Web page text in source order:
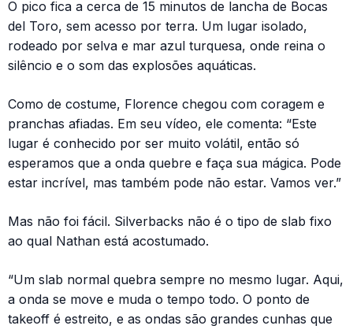
O pico fica a cerca de 15 minutos de lancha de Bocas
del Toro, sem acesso por terra. Um lugar isolado,
rodeado por selva e mar azul turquesa, onde reina o
silêncio e o som das explosões aquáticas.
Como de costume, Florence chegou com coragem e
pranchas afiadas. Em seu vídeo, ele comenta: “Este
lugar é conhecido por ser muito volátil, então só
esperamos que a onda quebre e faça sua mágica. Pode
estar incrível, mas também pode não estar. Vamos ver.”
Mas não foi fácil. Silverbacks não é o tipo de slab fixo
ao qual Nathan está acostumado.
“Um slab normal quebra sempre no mesmo lugar. Aqui,
a onda se move e muda o tempo todo. O ponto de
takeoff é estreito, e as ondas são grandes cunhas que